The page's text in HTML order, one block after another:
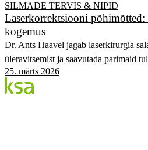
SILMADE TERVIS & NIPID
Laserkorrektsiooni põhimõtted:
kogemus
Dr. Ants Haavel jagab laserkirurgia
üleravitsemist ja saavutada parimaid
25. märts 2026